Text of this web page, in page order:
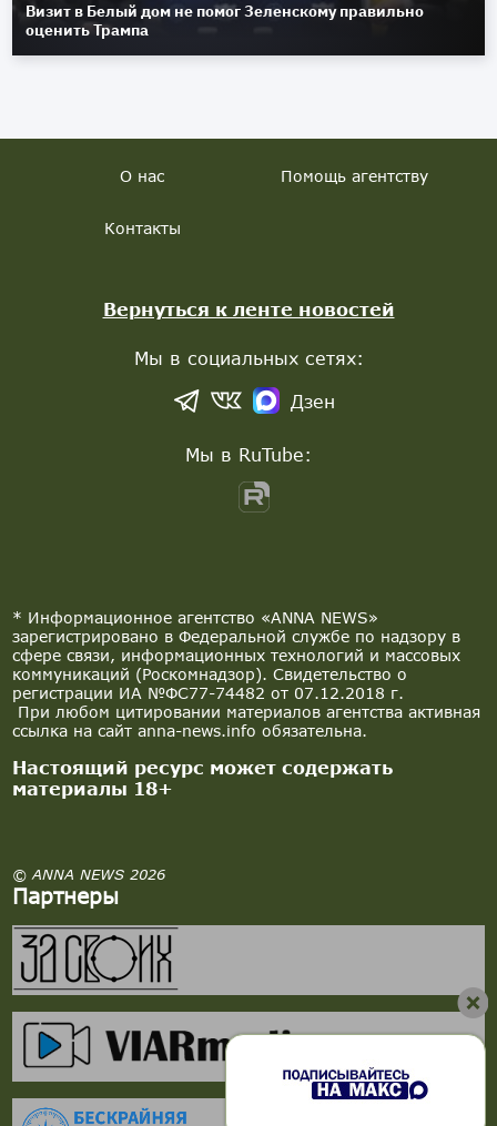
Визит в Белый дом не помог Зеленскому правильно
оценить Трампа
* Информационное агентство «ANNA NEWS»
зарегистрировано в Федеральной службе по надзору в
сфере связи, информационных технологий и массовых
коммуникаций (Роскомнадзор). Свидетельство о
регистрации ИА №ФС77-74482 от 07.12.2018 г.
При любом цитировании материалов агентства активная
ссылка на сайт anna-news.info обязательна.
Настоящий ресурс может содержать
материалы 18+
© ANNA NEWS 2026
Партнеры
О нас Помощь агентству
Контакты
Вернуться к ленте новостей
Мы в социальных сетях:
Дзен
Мы в RuTube: